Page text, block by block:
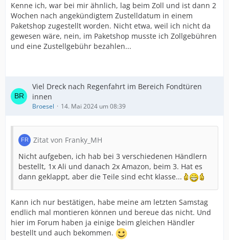
Kenne ich, war bei mir ähnlich, lag beim Zoll und ist dann 2
Wochen nach angekündigtem Zustelldatum in einem
Paketshop zugestellt worden. Nicht etwa, weil ich nicht da
gewesen wäre, nein, im Paketshop musste ich Zollgebühren
und eine Zustellgebühr bezahlen...
Viel Dreck nach Regenfahrt im Bereich Fondtüren
innen
Broesel 14. Mai 2024 um 08:39
Zitat von Franky_MH
Nicht aufgeben, ich hab bei 3 verschiedenen Händlern
bestellt, 1x Ali und danach 2x Amazon, beim 3. Hat es
dann geklappt, aber die Teile sind echt klasse...
Kann ich nur bestätigen, habe meine am letzten Samstag
endlich mal montieren können und bereue das nicht. Und
hier im Forum haben ja einige beim gleichen Händler
bestellt und auch bekommen.